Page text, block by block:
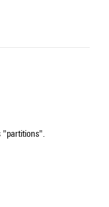
"partitions".